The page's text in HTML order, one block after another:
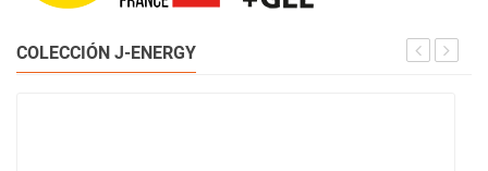
COLECCIÓN J-ENERGY